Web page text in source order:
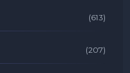
(613)
(207)